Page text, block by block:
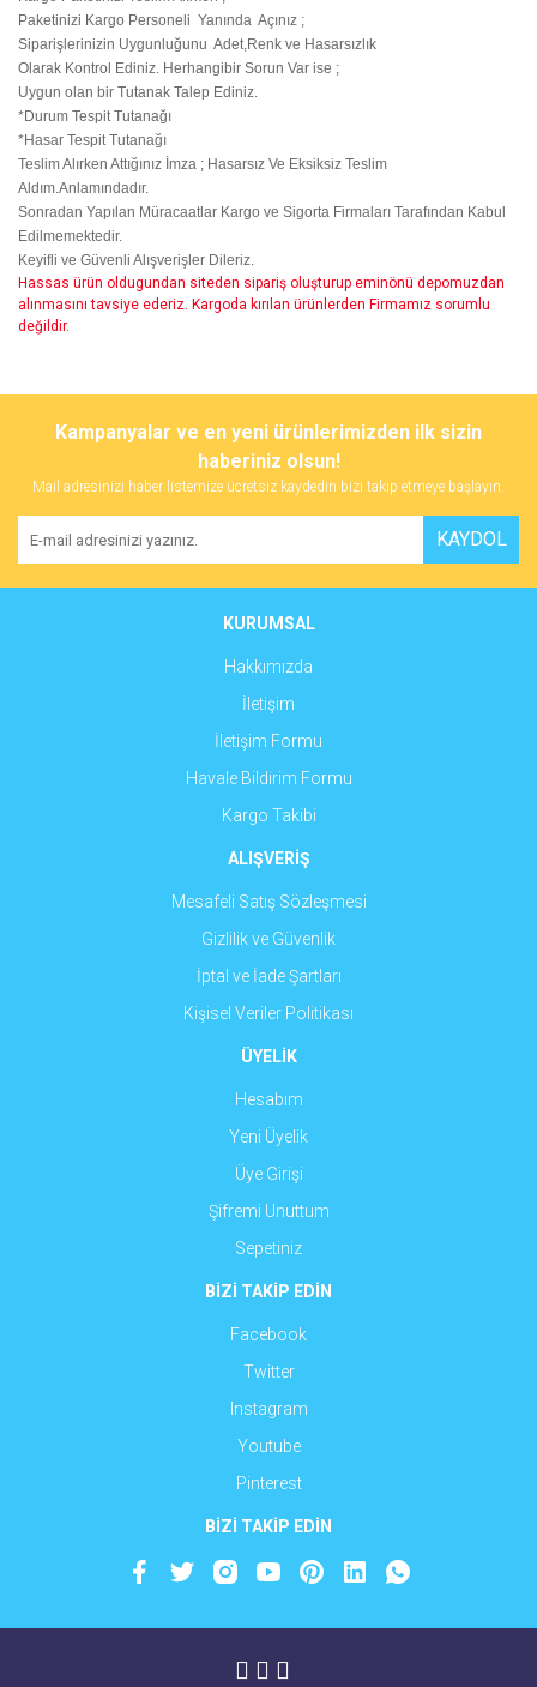
Paketinizi Kargo Personeli Yanında Açınız ;
Siparişlerinizin Uygunluğunu Adet,Renk ve Hasarsızlık
Olarak Kontrol Ediniz. Herhangibir Sorun Var ise ;
Uygun olan bir Tutanak Talep Ediniz.
*Durum Tespit Tutanağı
*Hasar Tespit Tutanağı
Teslim Alırken Attığınız İmza ; Hasarsız Ve Eksiksiz Teslim
Aldım.Anlamındadır.
Sonradan Yapılan Müracaatlar Kargo ve Sigorta Firmaları Tarafından Kabul
Edilmemektedir.
Keyifli ve Güvenli Alışverişler Dileriz.
Hassas ürün oldugundan siteden sipariş oluşturup eminönü depomuzdan
alınmasını tavsiye ederiz. Kargoda kırılan ürünlerden Firmamız sorumlu
değildir.
Bu ürüne ilk yorumu siz yapın!
Yorum Yaz
tarafımıza iletebilirsiniz.
Görüş ve önerileriniz için teşekkür ederiz.
Ürün resmi kalitesiz, bozuk veya görüntülenemiyor.
Ürün açıklamasında eksik bilgiler bulunuyor.
Ürün fiyatı diğer sitelerden daha pahalı.
Gönder
Kampanyalar ve en yeni ürünlerimizden ilk sizin
haberiniz olsun!
Mail adresinizi haber listemize ücretsiz kaydedin bizi takip etmeye başlayın.
KAYDOL
KURUMSAL
Hakkımızda
İletişim
İletişim Formu
Havale Bildirim Formu
Kargo Takibi
ALIŞVERİŞ
Mesafeli Satış Sözleşmesi
Gizlilik ve Güvenlik
İptal ve İade Şartları
Kişisel Veriler Politikası
ÜYELİK
Hesabım
Yeni Üyelik
Üye Girişi
Şifremi Unuttum
Sepetiniz
BİZİ TAKİP EDİN
Facebook
Twitter
Instagram
Youtube
Pinterest
BİZİ TAKİP EDİN